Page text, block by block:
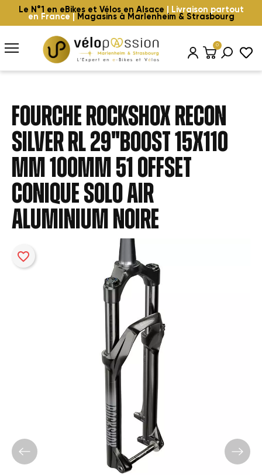
Le N°1 en eBikes et Vélos en Alsace | Livraison partout
en France | Magasins à Marlenheim & Strasbourg
0
FOURCHE ROCKSHOX RECON
SILVER RL 29"BOOST 15x110
mm 100mm 51 OFFSET
CONIQUE SOLO AIR
ALUMINIUM NOIRE
favorite_border